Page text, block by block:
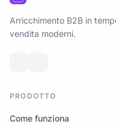
Arricchimento B2B in
vendita moderni.
PRODOTTO
Come funziona